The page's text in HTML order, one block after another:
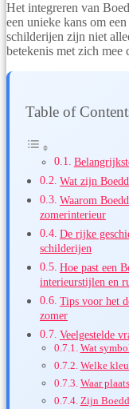
Het integreren van Boeddha schilderijen in je zomerinterieur biedt
een unieke kans om
schilderijen zijn niet
betekenis met zich mee
Table of
Wat zijn
Waarom
zomerinterieur
De rijke
schilderijen
Hoe past een
interieurstijlen en
Tips voor het
zomer
Veelgestelde
Wat
Welke
Waar
Zijn